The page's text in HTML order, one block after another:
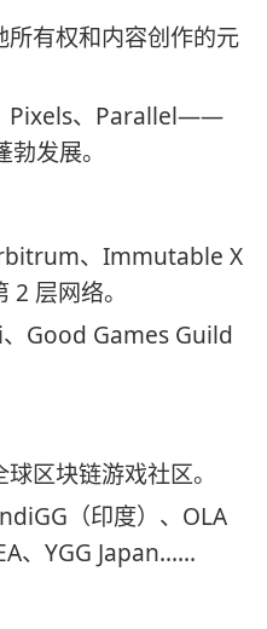
有权和内容创作的元
Pixels、Parallel——
发展。
、Immutable X
层网络。
Good Games Guild
区块链游戏社区。
（印度）、OLA
、YGG Japan……